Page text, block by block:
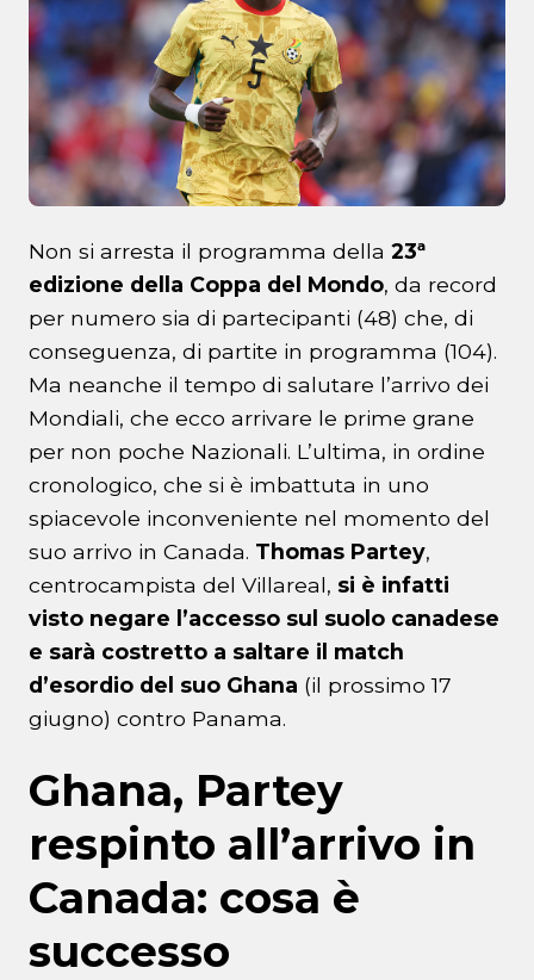
Non si arresta il programma della 23ª
edizione della Coppa del Mondo, da record
per numero sia di partecipanti (48) che, di
conseguenza, di partite in programma (104).
Ma neanche il tempo di salutare l’arrivo dei
Mondiali, che ecco arrivare le prime grane
per non poche Nazionali. L’ultima, in ordine
cronologico, che si è imbattuta in uno
spiacevole inconveniente nel momento del
suo arrivo in Canada. Thomas Partey,
centrocampista del Villareal, si è infatti
visto negare l’accesso sul suolo canadese
e sarà costretto a saltare il match
d’esordio del suo Ghana (il prossimo 17
giugno) contro Panama.
Ghana, Partey
respinto all’arrivo in
Canada: cosa è
successo